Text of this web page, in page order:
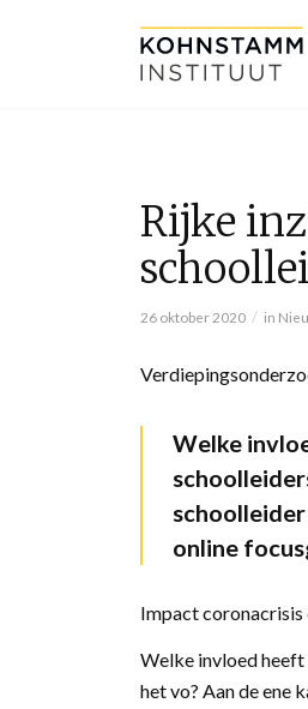
Rijke
26 oktober 2020 / in
Welke
online
Impact
Welke invloed
het vo? Aan de ene